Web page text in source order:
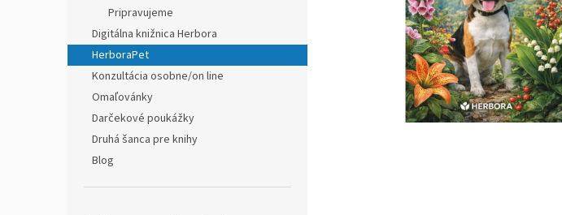
Pripravujeme
Digitálna knižnica Herbora
HerboraPet
Konzultácia osobne/on line
Omaľovánky
Darčekové poukážky
Druhá šanca pre knihy
Blog